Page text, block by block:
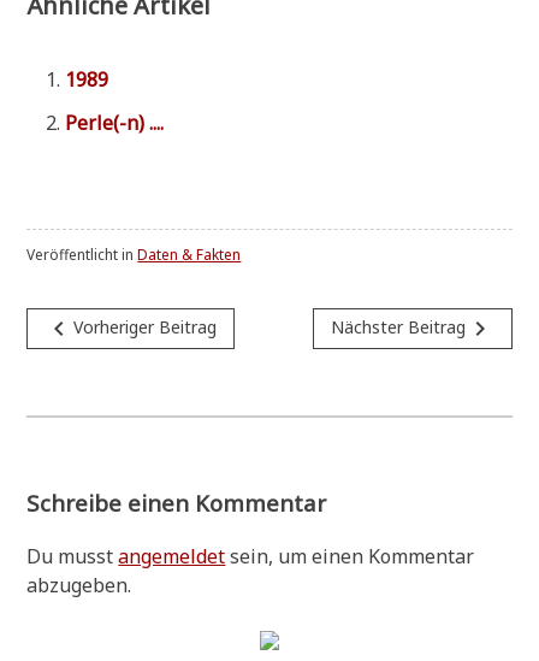
1989
Perle(-n) ....
Veröffentlicht inDaten & Fakten
Beitragsnavigation
navigate_beforeVorheriger Beitrag Nächster Beitrag navigate_next
Schreibe einen Kommentar
Du musstangemeldetsein, um einen Kommentar
abzugeben.